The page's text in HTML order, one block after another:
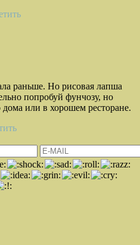
раньше. Но рисовая лапша
попробуй фунчозу, но
или в хорошем ресторане.